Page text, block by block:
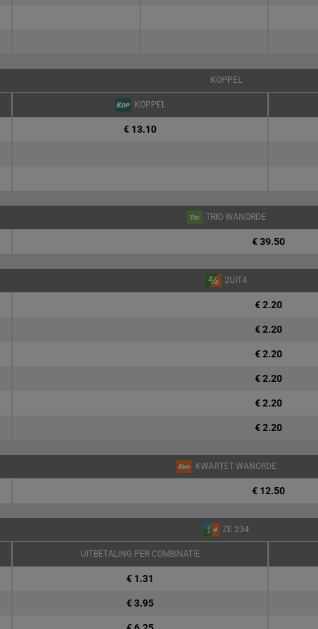
KOPPEL
KOPPEL
€ 13.10
TRIO WANORDE
€ 39.50
2UIT4
€ 2.20
€ 2.20
€ 2.20
€ 2.20
€ 2.20
€ 2.20
KWARTET WANORDE
€ 12.50
ZE 234
UITBETALING PER COMBINATIE
€ 1.31
€ 3.95